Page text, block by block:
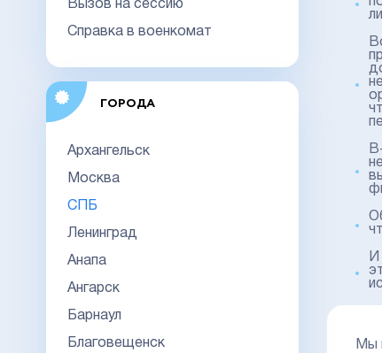
Вызов на сессию
Справка в военкомат
ГОРОДА
Архангельск
Москва
СПБ
Ленинград
Анапа
Ангарск
Барнаул
Благовещенск
И
Мы